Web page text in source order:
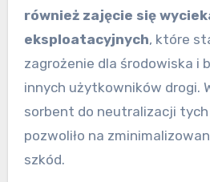
również zajęcie się
eksploatacyjnych, które
zagrożenie dla środowiska i
innych użytkowników drogi.
sorbent do neutralizacji
pozwoliło na
szkód.